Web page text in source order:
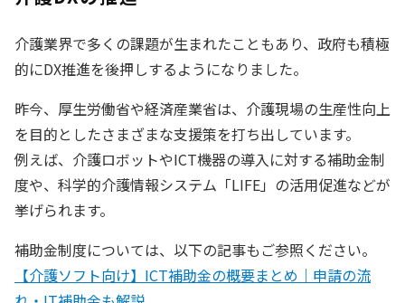
介護業界で多くの課題が生まれたこともあり、政府も積極
的にDX推進を後押しするようになりました。
昨今、厚生労働省や経済産業省は、介護現場の生産性向上
を目的としたさまざまな支援策を打ち出しています。
例えば、介護ロボットやICT機器の導入に対する補助金制
度や、科学的介護情報システム「LIFE」の活用促進などが
挙げられます。
補助金制度については、以下の記事もご参照ください。
【介護ソフト向け】ICT補助金の概要まとめ｜申請の流